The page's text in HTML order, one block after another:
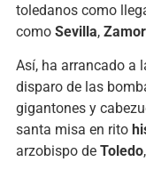
toledanos como
como Sevilla,
Así, ha arrancado a
disparo de las
gigantones y
santa misa en rito
arzobispo de Toledo,